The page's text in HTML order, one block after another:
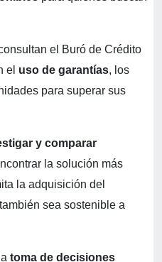
el Buró de Crédito
el uso de garantías, los
para superar sus
y comparar
la solución más
la adquisición del
sea sostenible a
toma de decisiones